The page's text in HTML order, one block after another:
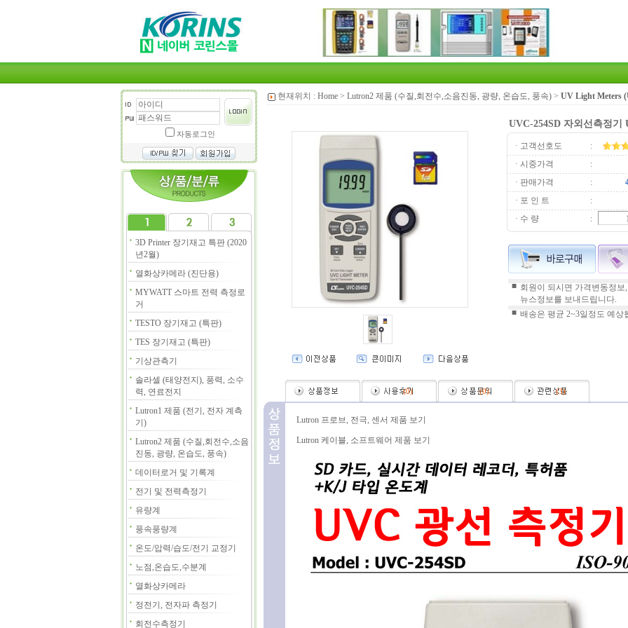
자동로그인
3D Printer 장기재고 특판 (2020
년2월)
열화상카메라 (진단용)
MYWATT 스마트 전력 측정로
거
TESTO 장기재고 (특판)
TES 장기재고 (특판)
기상관측기
솔라셀 (태양전지), 풍력, 소수
력, 연료전지
Lutron1 제품 (전기, 전자 계측
기)
Lutron2 제품 (수질,회전수,소음
진동, 광량, 온습도, 풍속)
데이터로거 및 기록계
전기 및 전력측정기
유량계
풍속풍량계
온도/압력/습도/전기 교정기
노점,온습도,수분계
열화상카메라
정전기, 전자파 측정기
회전수측정기
현재위치 : Home > Lutron2 제품 (수질,회전수,소음진동, 광량, 온습도, 풍속) > UV Light Meters
UVC-254SD 자외선측정기
· 고객선호도
:
· 시중가격
:
· 판매가격
:
· 포 인 트
:
· 수 량
:
■ 회원이 되시면 가격변동정
뉴스정보를 보내드립니다.
■ 배송은 평균 2~3일정도 예상
(0) (0) (3)
Lutron 프로브, 전극, 센서 제품 보기
Lutron 케이블, 소프트웨어 제품 보기